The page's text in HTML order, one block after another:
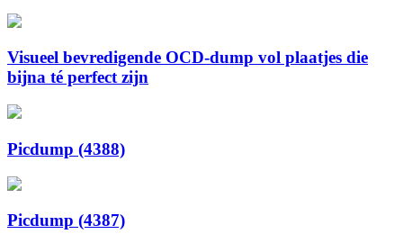
Visueel bevredigende OCD-dump vol plaatjes die
bijna té perfect zijn
Picdump (4388)
Picdump (4387)